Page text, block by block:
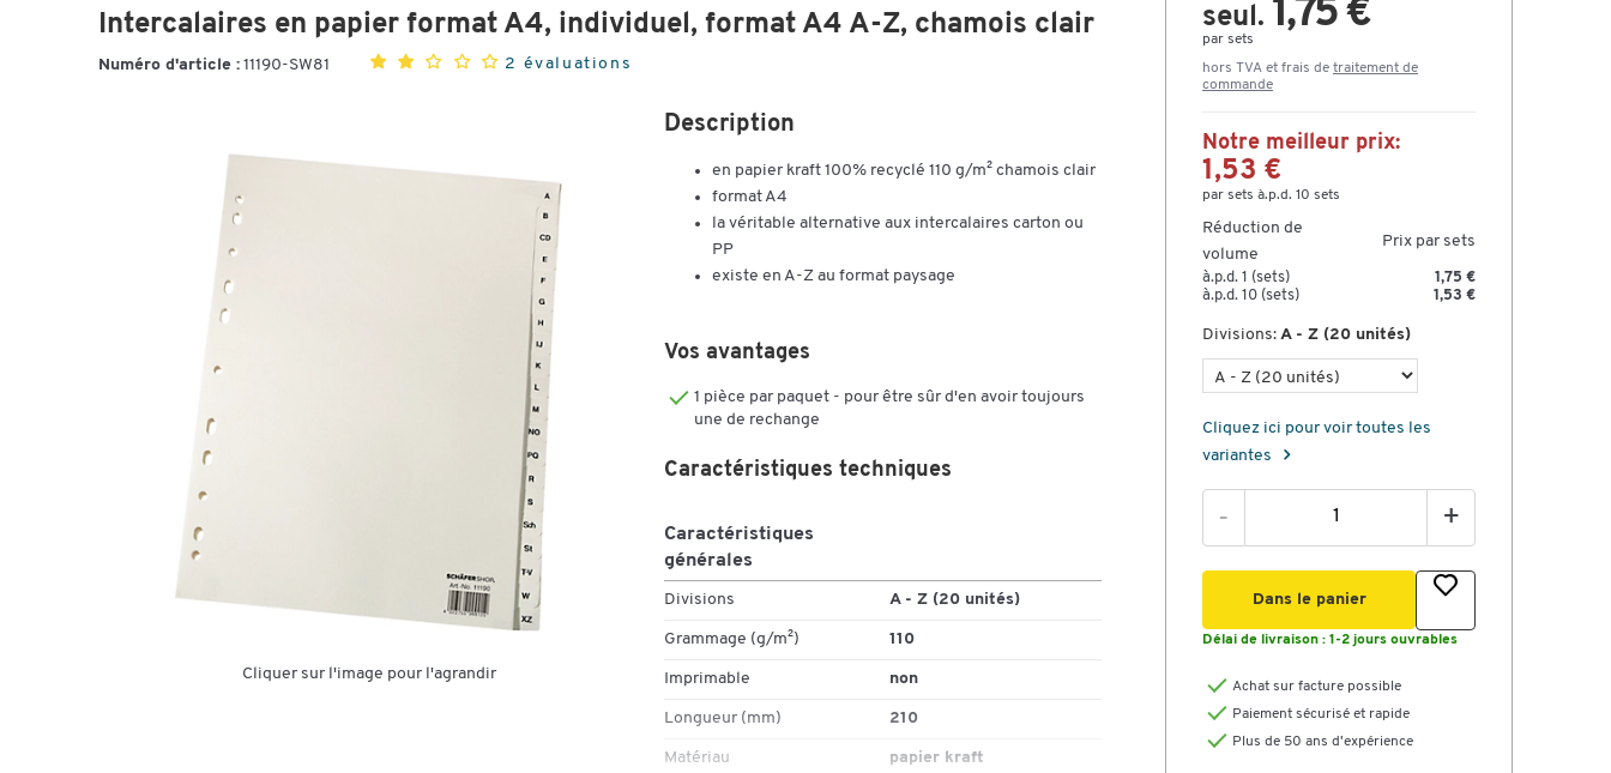
Intercalaires en papier format A4, individuel, format A4 A-Z, chamois clair
Numéro d'article : 11190-SW81 2 évaluations
Cliquer sur l'image pour l'agrandir
Description
en papier kraft 100% recyclé 110 g/m² chamois clair
format A4
la véritable alternative aux intercalaires carton ou
PP
existe en A-Z au format paysage
Vos avantages
1 pièce par paquet - pour être sûr d'en avoir toujours
une de rechange
Caractéristiques techniques
Caractéristiques
générales
Divisions A - Z (20 unités)
Grammage (g/m²) 110
Imprimable non
Longueur (mm) 210
Matériau papier kraft
seul. 1,75 €
par sets
hors TVA et frais de traitement de
commande
Notre meilleur prix:
1,53 €
par sets à.p.d. 10 sets
Réduction de
volume
Prix par sets
à.p.d. 1 (sets)
1,75 €
à.p.d. 10 (sets)
1,53 €
Divisions: A - Z (20 unités)
Cliquez ici pour voir toutes les
variantes
- +
Dans le panier
Délai de livraison : 1-2 jours ouvrables
Achat sur facture possible
Paiement sécurisé et rapide
Plus de 50 ans d'expérience